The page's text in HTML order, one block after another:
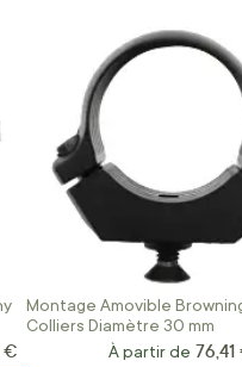
€
Montage Amovible
Colliers Diamètre 30 mm
À partir de